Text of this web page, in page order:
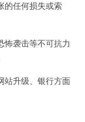
的任何损失或索
怖袭击等不可抗力
站升级、银行方面